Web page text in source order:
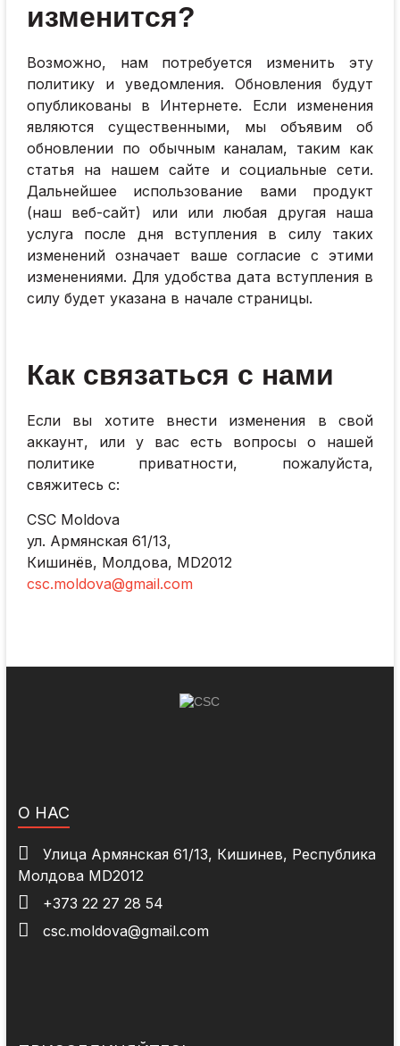
изменится?
Возможно, нам потребуется изменить эту
политику и уведомления. Обновления будут
опубликованы в Интернете. Если изменения
являются существенными, мы объявим об
обновлении по обычным каналам, таким как
статья на нашем сайте и социальные сети.
Дальнейшее использование вами продукт
(наш веб-сайт) или или любая другая наша
услуга после дня вступления в силу таких
изменений означает ваше согласие с этими
изменениями. Для удобства дата вступления в
силу будет указана в начале страницы.
Как связаться с нами
Если вы хотите внести изменения в свой
аккаунт, или у вас есть вопросы о нашей
политике приватности, пожалуйста,
свяжитесь с:
CSC Moldova
ул. Армянская 61/13,
Кишинёв, Молдова, MD2012
csc.moldova@gmail.com
О НАС
Улица Армянская 61/13, Кишинев, Республика
Молдова MD2012
+373 22 27 28 54
csc.moldova@gmail.com